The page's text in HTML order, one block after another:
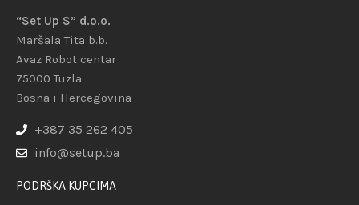
“Set Up S” d.o.o.
Maršala Tita b.b.
Avaz Robot centar
75000 Tuzla
Bosna i Hercegovina
+387 35 262 405
info@setup.ba
PODRŠKA KUPCIMA